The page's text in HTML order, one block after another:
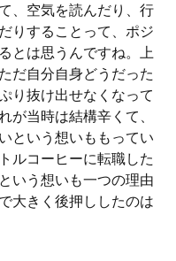
、空気を読んだり、行
りすることって、ポジ
とは思うんですね。上
だ自分自身どうだった
り抜け出せなくなって
が当時は結構辛くて、
という想いももってい
ルコーヒ ーに転職した
いう想いも一つの理由
大きく後押ししたのは